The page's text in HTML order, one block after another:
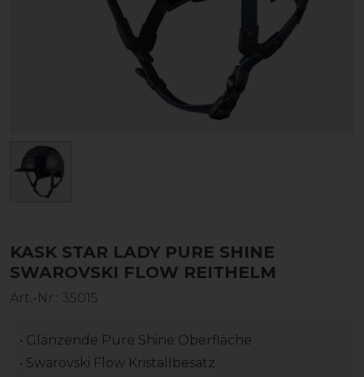
KASK STAR LADY PURE SHINE
SWAROVSKI FLOW REITHELM
Art.-Nr.: 35015
• Glänzende Pure Shine Oberfläche
• Swarovski Flow Kristallbesatz